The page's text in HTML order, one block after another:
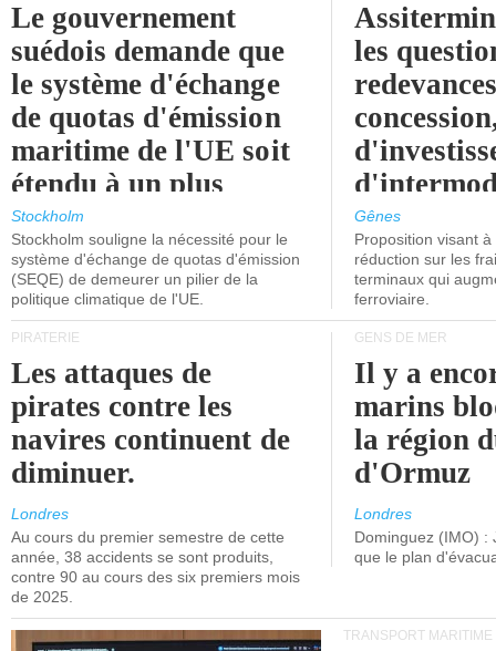
Le gouvernement
suédois demande que
le système d'échange
de quotas d'émission
maritime de l'UE soit
étendu à un plus
grand nombre de
navires.
Stockholm
Stockholm souligne la nécessité pour le
système d'échange de quotas d'émission
(SEQE) de demeurer un pilier de la
politique climatique de l'UE.
les
l'attention
politiciens.
Gênes
Proposition visant
réduction sur les
terminaux qui
ferroviaire.
PIRATERIE
Les attaques de
pirates contre les
navires continuent de
diminuer.
Londres
Au cours du premier semestre de cette
année, 38 accidents se sont produits,
contre 90 au cours des six premiers mois
de 2025.
GENS DE MER
Il y a
marins
la région
d'Ormuz
Londres
Dominguez (IMO) :
que le plan
TRANSPORT MARITIME